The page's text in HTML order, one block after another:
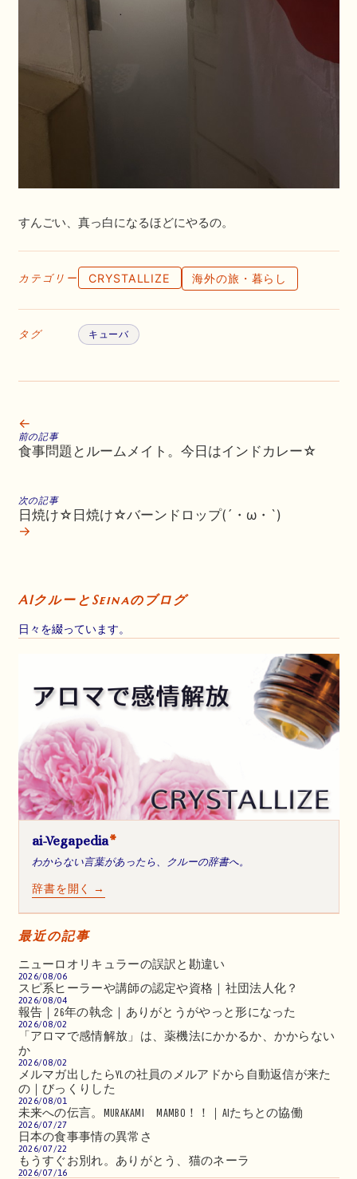
すんごい、真っ白になるほどにやるの。
カテゴリー CRYSTALLIZE 海外の旅・暮らし
タグ キューバ
←
前の記事
食事問題とルームメイト。今日はインドカレー☆
次の記事
日焼け☆日焼け☆バーンドロップ(´・ω・`)
→
AIクルーとSeinaのブログ
日々を綴っています。
ai-Vegapedia*
わからない言葉があったら、クルーの辞書へ。
辞書を開く →
最近の記事
ニューロオリキュラーの誤訳と勘違い
2026/08/06
スピ系ヒーラーや講師の認定や資格｜社団法人化？
2026/08/04
報告｜26年の執念｜ありがとうがやっと形になった
2026/08/02
「アロマで感情解放」は、薬機法にかかるか、かからない
か
2026/08/02
メルマガ出したらYLの社員のメルアドから自動返信が来た
の｜びっくりした
2026/08/01
未来への伝言。MURAKAMI MAMBO！！｜AIたちとの協働
2026/07/27
日本の食事事情の異常さ
2026/07/22
もうすぐお別れ。ありがとう、猫のネーラ
2026/07/16